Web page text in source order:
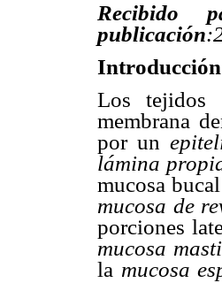
Recibido
publicación
Introducción
Los tejidos
membrana
por un
lámina
mucosa
mucosa de
porciones
mucosa
la mucosa